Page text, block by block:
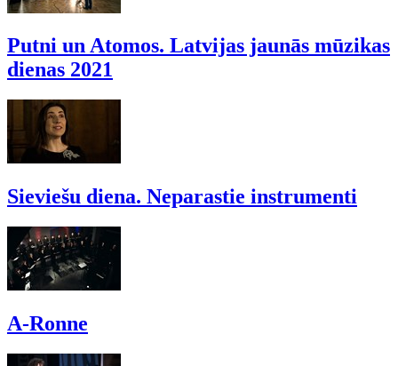
Putni un Atomos. Latvijas jaunās mūzikas
dienas 2021
Sieviešu diena. Neparastie instrumenti
A-Ronne